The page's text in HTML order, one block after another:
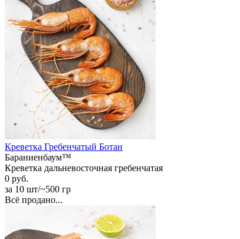
Креветка Гребенчатый Ботан
Бараниенбаум™
Креветка дальневосточная гребенчатая
0 руб.
за 10 шт/~500 гр
Всё продано...